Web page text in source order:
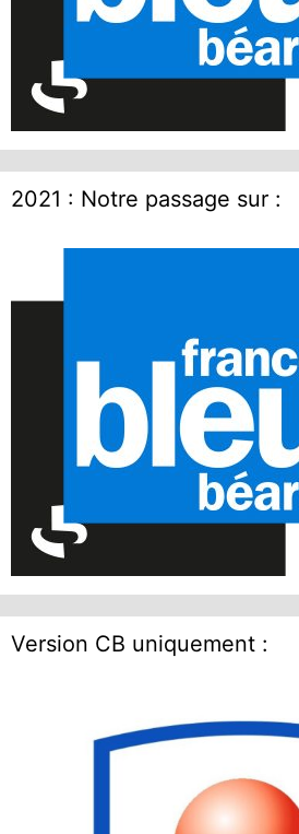
2021 : Notre passage sur :
Version CB uniquement :